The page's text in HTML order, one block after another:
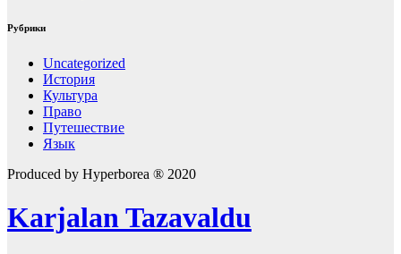
Рубрики
Uncategorized
История
Культура
Право
Путешествие
Язык
Produced by Hyperborea ® 2020
Karjalan Tazavaldu